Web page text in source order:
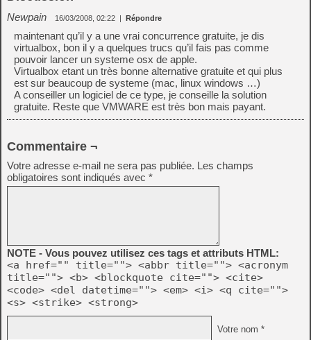
Newpain 16/03/2008, 02:22 | Répondre
maintenant qu’il y a une vrai concurrence gratuite, je dis
virtualbox, bon il y a quelques trucs qu’il fais pas comme
pouvoir lancer un systeme osx de apple.
Virtualbox etant un très bonne alternative gratuite et qui plus
est sur beaucoup de systeme (mac, linux windows …)
A conseiller un logiciel de ce type, je conseille la solution
gratuite. Reste que VMWARE est très bon mais payant.
Commentaire ¬
Votre adresse e-mail ne sera pas publiée. Les champs
obligatoires sont indiqués avec *
NOTE - Vous pouvez utilisez ces tags et attributs HTML:
<a href="" title=""> <abbr title=""> <acronym
title=""> <b> <blockquote cite=""> <cite>
<code> <del datetime=""> <em> <i> <q cite="">
<s> <strike> <strong>
Votre nom *